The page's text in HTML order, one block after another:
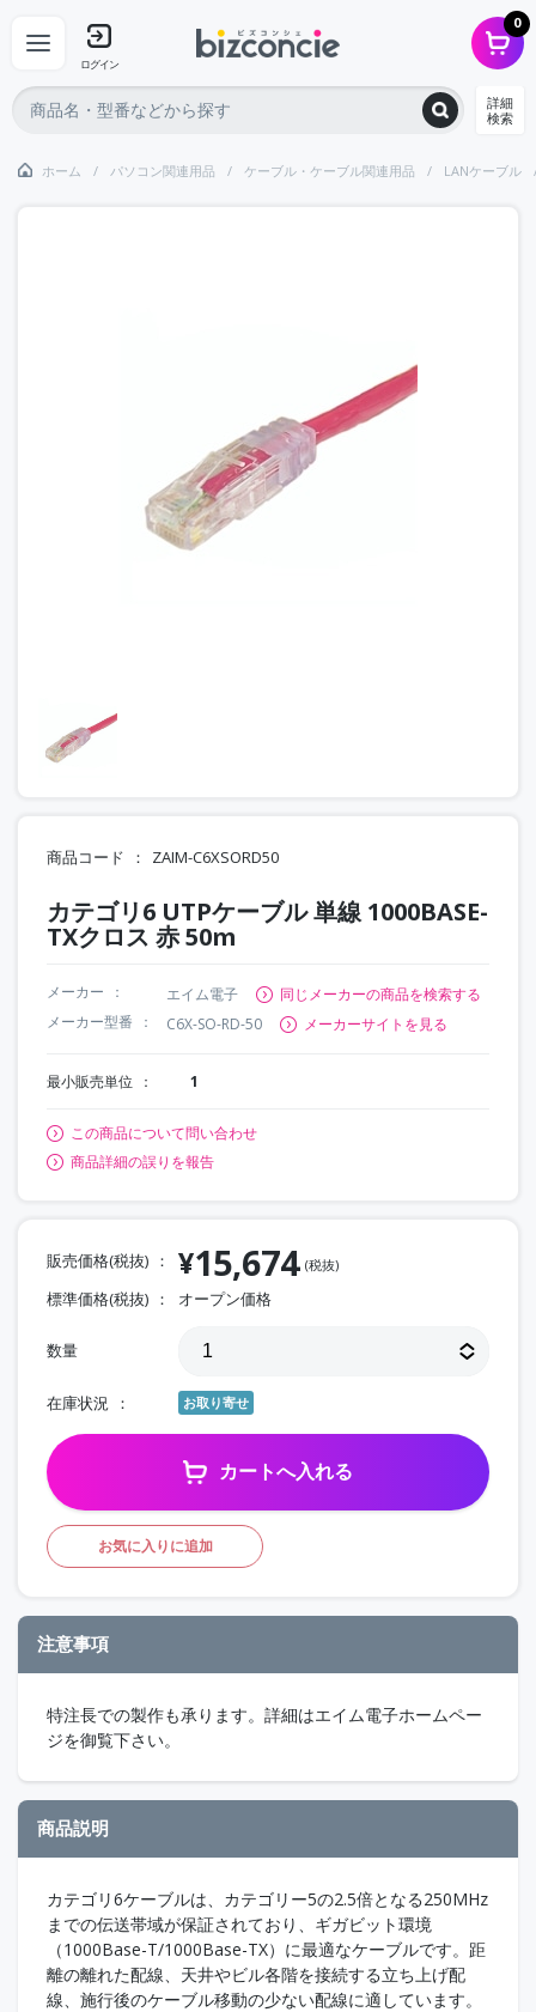
ログイン
0
詳細
検索
ホーム パソコン関連用品 ケーブル・ケーブル関連用品 LANケーブル
商品コード ZAIM-C6XSORD50
カテゴリ6 UTPケーブル 単線 1000BASE-
TXクロス 赤 50m
メーカー エイム電子
同じメーカーの商品を検索する
メーカー型番
C6X-SO-RD-50 メーカーサイトを見る
最小販売単位 1
この商品について問い合わせ
商品詳細の誤りを報告
販売価格(税抜) ¥15,674 (税抜)
標準価格(税抜) オープン価格
数量
在庫状況 お取り寄せ
カートへ入れる
お気に入りに追加
注意事項
特注長での製作も承ります。詳細はエイム電子ホームペー
ジを御覧下さい。
商品説明
カテゴリ6ケーブルは、カテゴリー5の2.5倍となる250MHz
までの伝送帯域が保証されており、ギガビット環境
（1000Base-T/1000Base-TX）に最適なケーブルです。距
離の離れた配線、天井やビル各階を接続する立ち上げ配
線、施行後のケーブル移動の少ない配線に適しています。